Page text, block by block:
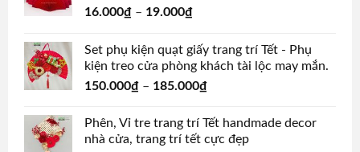
16.000₫ – 19.000₫
Set phụ kiện quạt giấy trang trí Tết - Phụ
kiện treo cửa phòng khách tài lộc may mắn.
150.000₫ – 185.000₫
Phên, Vỉ tre trang trí Tết handmade decor
nhà cửa, trang trí tết cực đẹp